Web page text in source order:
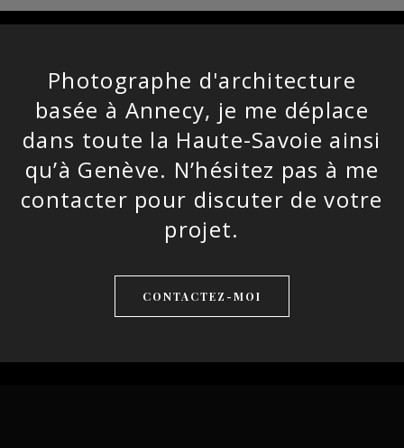
It was a real pleasure to work with
Laurence. She has a great eye and
attention to detail and I am really
pleased with photographs
produced to promote my ski
chalet.
Photographe d'architecture
basée à Annecy, je me déplace
dans toute la Haute-Savoie ainsi
qu’à Genève. N’hésitez pas à me
contacter pour discuter de votre
projet.
CONTACTEZ-MOI